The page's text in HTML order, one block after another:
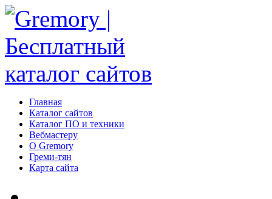
Главная
Каталог сайтов
Каталог ПО и техники
Вебмастеру
О Gremory
Греми-тян
Карта сайта